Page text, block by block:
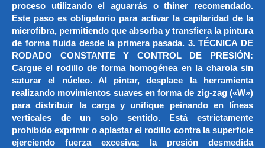
proceso utilizando el aguarrás o thiner recomendado.
Este paso es obligatorio para activar la capilaridad de la
microfibra, permitiendo que absorba y transfiera la pintura
de forma fluida desde la primera pasada. 3. TÉCNICA DE
RODADO CONSTANTE Y CONTROL DE PRESIÓN:
Cargue el rodillo de forma homogénea en la charola sin
saturar el núcleo. Al pintar, desplace la herramienta
realizando movimientos suaves en forma de zig-zag («W»)
para distribuir la carga y unifique peinando en líneas
verticales de un solo sentido. Está estrictamente
prohibido exprimir o aplastar el rodillo contra la superficie
ejerciendo fuerza excesiva; la presión desmedida